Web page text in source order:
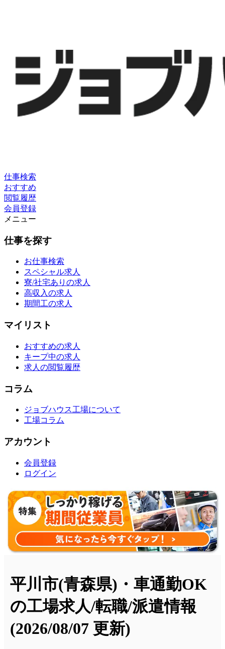
仕事検索
おすすめ
閲覧履歴
会員登録
メニュー
仕事を探す
お仕事検索
スペシャル求人
寮/社宅ありの求人
高収入の求人
期間工の求人
マイリスト
おすすめの求人
キープ中の求人
求人の閲覧履歴
コラム
ジョブハウス工場について
工場コラム
アカウント
会員登録
ログイン
平川市(青森県)・車通勤OK
の工場求人/転職/派遣情報
(2026/08/07 更新)